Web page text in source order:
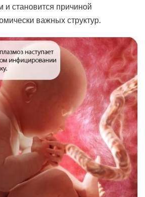
и становится причиной
важных структур.